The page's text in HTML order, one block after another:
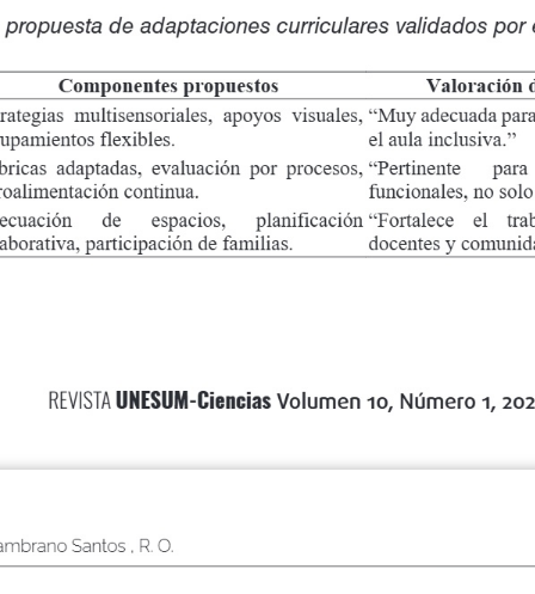
REVISTAUNESUM-CienciasVolumen 10, Número 1, 2026
de adaptaciones curriculares validados por expertos
curriculares y otras estrategias de apoyo.
una
Componentes propuestos
Valoración
multisensoriales, apoyos visuales,
flexibles.
“Muy adecuada
el aula inclusiva.”
adaptadas, evaluación por procesos,
continua.
“Pertinente
para
funcionales, no
de espacios,
planificación
participación de familias.
“Fortalece el
docentes y
Santos , R. O.